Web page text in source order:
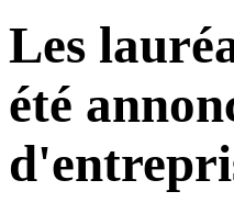
Les
été